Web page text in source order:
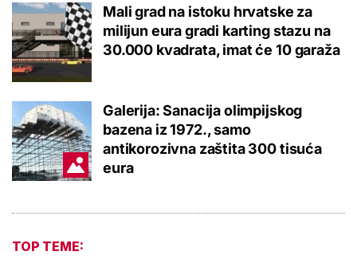
Mali grad na istoku hrvatske za
milijun eura gradi karting stazu na
30.000 kvadrata, imat će 10 garaža
Galerija: Sanacija olimpijskog
bazena iz 1972., samo
antikorozivna zaštita 300 tisuća
eura
TOP TEME: